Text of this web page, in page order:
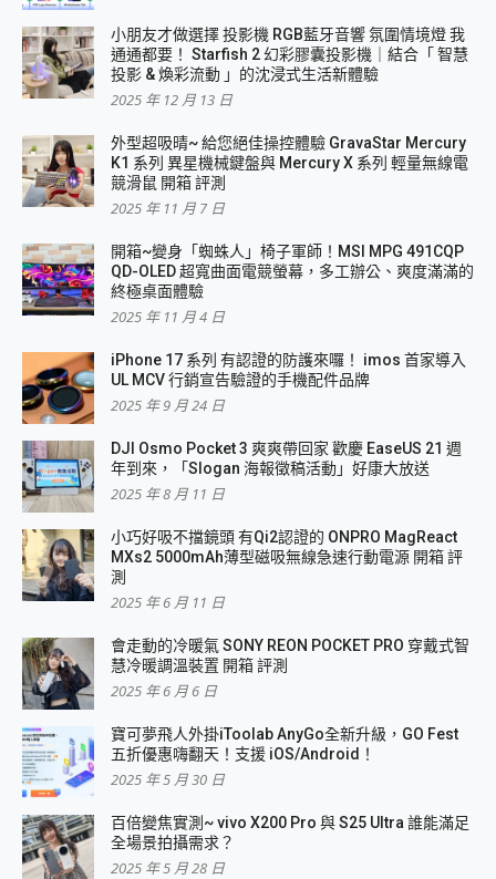
小朋友才做選擇 投影機 RGB藍牙音響 氛圍情境燈 我
通通都要！ Starfish 2 幻彩膠囊投影機｜結合「 智慧
投影 & 煥彩流動 」的沈浸式生活新體驗
2025 年 12 月 13 日
外型超吸晴~ 給您絕佳操控體驗 GravaStar Mercury
K1 系列 異星機械鍵盤與 Mercury X 系列 輕量無線電
競滑鼠 開箱 評測
2025 年 11 月 7 日
開箱~變身「蜘蛛人」椅子軍師！MSI MPG 491CQP
QD-OLED 超寬曲面電競螢幕，多工辦公、爽度滿滿的
終極桌面體驗
2025 年 11 月 4 日
iPhone 17 系列 有認證的防護來囉！ imos 首家導入
UL MCV 行銷宣告驗證的手機配件品牌
2025 年 9 月 24 日
DJI Osmo Pocket 3 爽爽帶回家 歡慶 EaseUS 21 週
年到來，「Slogan 海報徵稿活動」好康大放送
2025 年 8 月 11 日
小巧好吸不擋鏡頭 有Qi2認證的 ONPRO MagReact
MXs2 5000mAh薄型磁吸無線急速行動電源 開箱 評
測
2025 年 6 月 11 日
會走動的冷暖氣 SONY REON POCKET PRO 穿戴式智
慧冷暖調溫裝置 開箱 評測
2025 年 6 月 6 日
寶可夢飛人外掛iToolab AnyGo全新升級，GO Fest
五折優惠嗨翻天！支援 iOS/Android！
2025 年 5 月 30 日
百倍變焦實測~ vivo X200 Pro 與 S25 Ultra 誰能滿足
全場景拍攝需求？
2025 年 5 月 28 日